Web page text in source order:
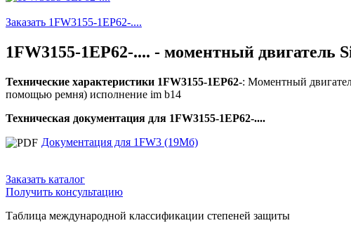
Заказать 1FW3155-1EP62-....
1FW3155-1EP62-.... - моментный двигатель
Технические характеристики 1FW3155-1EP62-: Моментный
помощью ремня) исполнение im b14
Техническая документация для 1FW3155-1EP62-....
Документация для 1FW3 (19Мб)
Заказать каталог
Получить консультацию
Таблица международной классификации степеней защиты